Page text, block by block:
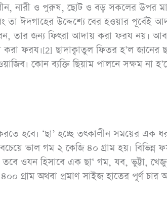
নারী ও পুরুষ, ছোট ও বড় সকলের উপর
ঈদগাহের উদ্দেশ্যে বের হওয়ার পূর্বেই
তার জন্য ফিৎরা আদায় করা ফরয নয়।
ফরয।[2] ছাদাক্বাতুল ফিতর হ’ল জানের
কোন ব্যক্তি ছিয়াম পালনে সক্ষম না
হবে। ‘ছা’ হচ্ছে তৎকালীন সময়ের এক
ভাল গম ২ কেজি ৪০ গ্রাম হয়। বিভিন্ন
তবে ওযন হিসাবে এক ছা‘ গম, যব, ভুট্টা,
গ্রাম অথবা প্রমাণ সাইজ হাতের পূর্ণ চার